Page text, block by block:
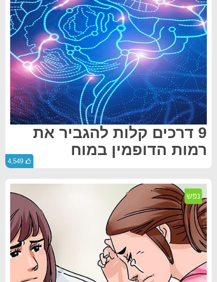
9 דרכים קלות להגביר את
רמות הדופמין במוח
4,549
נפש